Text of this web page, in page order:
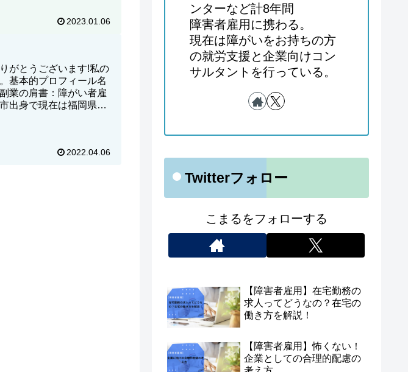
2023.01.06
がとうございます!私の
基本的プロフィール名
業の肩書：障がい者雇
出身で現在は福岡県在
2022.04.06
ンターなど計8年間
障害者雇用に携わる。
現在は障がいをお持ちの方
の就労支援と企業向けコン
サルタントを行っている。
Twitterフォロー
こまるをフォローする
【障害者雇用】在宅勤務の
求人ってどうなの？在宅の
働き方を解説！
【障害者雇用】怖くない！
企業としての合理的配慮の